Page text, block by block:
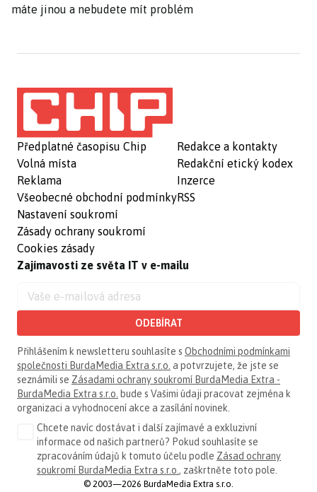
máte jinou a nebudete mít problém
Předplatné časopisu Chip
Volná místa
Reklama
Všeobecné obchodní podmínky
Nastavení soukromí
Zásady ochrany soukromí
Cookies zásady
Redakce a kontakty
Redakční etický kodex
Inzerce
RSS
Zajímavosti ze světa IT v e-mailu
ODEBÍRAT
Přihlášením k newsletteru souhlasíte s Obchodními podmínkami
společnosti BurdaMedia Extra s.r.o. a potvrzujete, že jste se
seznámili se Zásadami ochrany soukromí BurdaMedia Extra -
BurdaMedia Extra s.r.o. bude s Vašimi údaji pracovat zejména k
organizaci a vyhodnocení akce a zasílání novinek.
Chcete navíc dostávat i další zajímavé a exkluzivní
informace od našich partnerů? Pokud souhlasíte se
zpracováním údajů k tomuto účelu podle Zásad ochrany
soukromí BurdaMedia Extra s.r.o. , zaškrtněte toto pole.
© 2003—2026 BurdaMedia Extra s.r.o.